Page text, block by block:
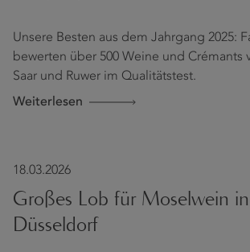
Unsere Besten aus dem Jahrgang 2025:
bewerten über 500 Weine und Crémants
Saar und Ruwer im Qualitätstest.
Weiterlesen
18.03.2026
Großes Lob für Moselwein in
Düsseldorf